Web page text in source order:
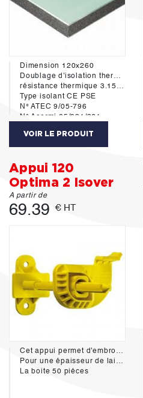
Dimension 120x260
Doublage d'isolation thermique
résistance thermique 3.15 m²k/w
Type isolant CE PSE
N° ATEC 9/05-796
N° Acermi 05/081/361
VOIR LE PRODUIT
Appui 120
Optima 2 Isover
A partir de
69.39 € HT
Cet appui permet d'embrocher l'isolant et de maintenir un écartement constant entre le mur et la fourrure verticale, support du parement plaque de plâtre.
Pour une épaisseur de laine de 100-120mm
La boite 50 piéces